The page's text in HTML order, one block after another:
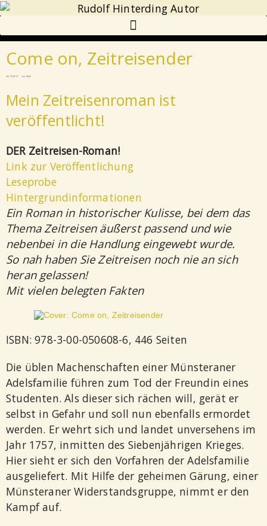
Come on, Zeitreisender
24.10.2015 von Rudi
Mein Zeitreisenroman ist
veröffentlicht!
DER Zeitreisen-Roman!
Link zur Veröffentlichung
Leseprobe
Hintergrundinformationen
Ein Roman in historischer Kulisse, bei dem das
Thema Zeitreisen äußerst passend und wie
nebenbei in die Handlung eingewebt wurde.
So nah haben Sie Zeitreisen noch nie an sich
heran gelassen!
Mit vielen belegten Fakten
ISBN: 978-3-00-050608-6, 446 Seiten
Die üblen Machenschaften einer Münsteraner
Adelsfamilie führen zum Tod der Freundin eines
Studenten. Als dieser sich rächen will, gerät er
selbst in Gefahr und soll nun ebenfalls ermordet
werden. Er wehrt sich und landet unversehens im
Jahr 1757, inmitten des Siebenjährigen Krieges.
Hier sieht er sich den Vorfahren der Adelsfamilie
ausgeliefert. Mit Hilfe der geheimen Gärung, einer
Münsteraner Widerstandsgruppe, nimmt er den
Kampf auf.